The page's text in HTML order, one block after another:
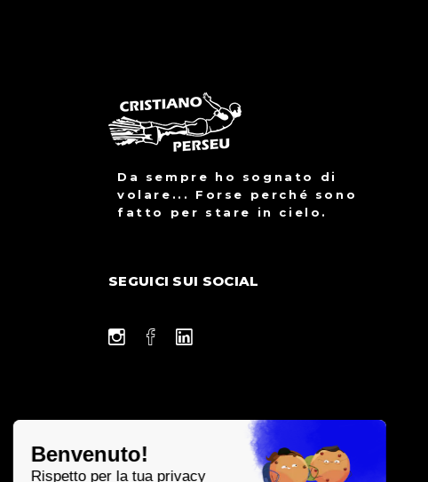
Da sempre ho sognato di
volare... Forse perché sono
fatto per stare in cielo.
SEGUICI SUI SOCIAL